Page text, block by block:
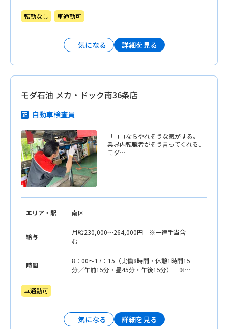
時間／実働7.5時間）
転勤なし 車通勤可
気になる 詳細を見る
モダ石油 メカ・ドック南36条店
自動車検査員
「ココならやれそうな気がする。」
業界内転職者がそう言ってくれる、
モダ…
エリア・駅 南区
給与
月給230,000〜264,000円 ※一律手当含
む
時間
8：00〜17：15（実働8時間・休憩1時間15
分／午前15分・昼45分・午後15分） ※遅
車通勤可
気になる 詳細を見る